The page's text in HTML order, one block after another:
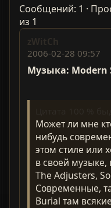
Сообщений: 1 ·
из 1
zWitCh
2006-02-28 09:57
Музыка: Modern
Может ли мне
нибудь
этом стиле или
в своей
The Adjusters,
Современные,
Burial там